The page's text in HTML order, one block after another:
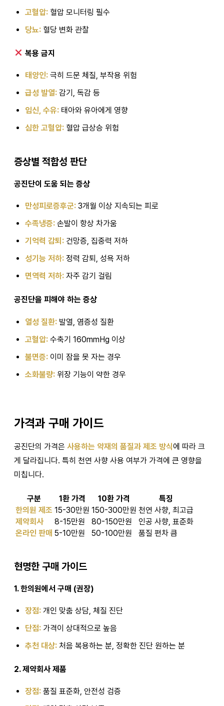
고혈압: 혈압 모니터링 필수
당뇨: 혈당 변화 관찰
복용 금지
태양인: 극히 드문 체질, 부작용 위험
급성 발열: 감기, 독감 등
임신, 수유: 태아와 유아에게 영향
심한 고혈압: 혈압 급상승 위험
증상별 적합성 판단
공진단이 도움 되는 증상
만성피로증후군: 3개월 이상 지속되는 피로
수족냉증: 손발이 항상 차가움
기억력 감퇴: 건망증, 집중력 저하
성기능 저하: 정력 감퇴, 성욕 저하
면역력 저하: 자주 감기 걸림
공진단을 피해야 하는 증상
열성 질환: 발열, 염증성 질환
고혈압: 수축기 160mmHg 이상
불면증: 이미 잠을 못 자는 경우
소화불량: 위장 기능이 약한 경우
가격과 구매 가이드
공진단의 가격은 사용하는 약재의 품질과 제조 방식에 따라 크
게 달라집니다. 특히 천연 사향 사용 여부가 가격에 큰 영향을
미칩니다.
구분 1환 가격 10환 가격
특징
한의원 제조 15-30만원 150-300만원 천연 사향, 최고급
제약회사
8-15만원 80-150만원
인공 사향, 표준화
온라인 판매 5-10만원 50-100만원 품질 편차 큼
현명한 구매 가이드
1. 한의원에서 구매 (권장)
장점: 개인 맞춤 상담, 체질 진단
단점: 가격이 상대적으로 높음
추천 대상: 처음 복용하는 분, 정확한 진단 원하는 분
2. 제약회사 제품
장점: 품질 표준화, 안전성 검증